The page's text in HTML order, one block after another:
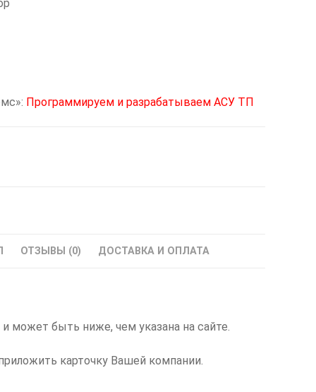
Программируем и разрабатываем АСУ ТП
ОТЗЫВЫ (0) ДОСТАВКА И ОПЛАТА
может быть ниже, чем указана на сайте.
карточку Вашей компании.